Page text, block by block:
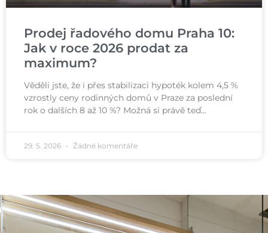
Prodej řadového domu Praha 10:
Jak v roce 2026 prodat za
maximum?
Věděli jste, že i přes stabilizaci hypoték kolem 4,5 %
vzrostly ceny rodinných domů v Praze za poslední
rok o dalších 8 až 10 %? Možná si právě teď…
29. 5. 2026 Žádné komentáře